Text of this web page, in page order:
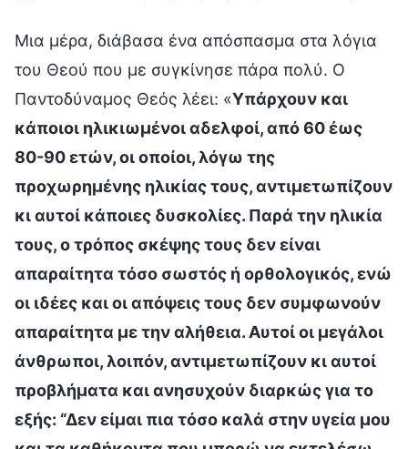
Μια μέρα, διάβασα ένα απόσπασμα στα λόγια
του Θεού που με συγκίνησε πάρα πολύ. Ο
Παντοδύναμος Θεός λέει: «Υπάρχουν και
κάποιοι ηλικιωμένοι αδελφοί, από 60 έως
80-90 ετών, οι οποίοι, λόγω της
προχωρημένης ηλικίας τους, αντιμετωπίζουν
κι αυτοί κάποιες δυσκολίες. Παρά την ηλικία
τους, ο τρόπος σκέψης τους δεν είναι
απαραίτητα τόσο σωστός ή ορθολογικός, ενώ
οι ιδέες και οι απόψεις τους δεν συμφωνούν
απαραίτητα με την αλήθεια. Αυτοί οι μεγάλοι
άνθρωποι, λοιπόν, αντιμετωπίζουν κι αυτοί
προβλήματα και ανησυχούν διαρκώς για το
εξής: “Δεν είμαι πια τόσο καλά στην υγεία μου